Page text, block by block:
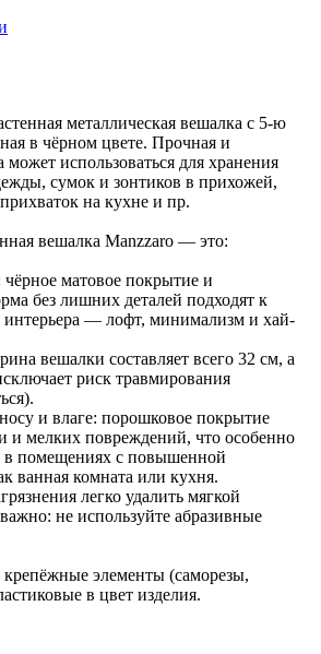
металлическая вешалка с 5-ю
в чёрном цвете. Прочная и
может использоваться для хранения
сумок и зонтиков в прихожей,
на кухне и пр.
вешалка Manzzaro — это:
матовое покрытие и
без лишних деталей подходят к
— лофт, минимализм и хай-
вешалки составляет всего 32 см, а
риск травмирования
и влаге: порошковое покрытие
и мелких повреждений, что особенно
в помещениях с повышенной
ванная комната или кухня.
легко удалить мягкой
не используйте абразивные
элементы (саморезы,
в цвет изделия.